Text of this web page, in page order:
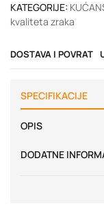
KATEGORIJE:
kvaliteta zraka
DOSTAVA I POVRAT
SPECIFIKACIJE
OPIS
DODATNE